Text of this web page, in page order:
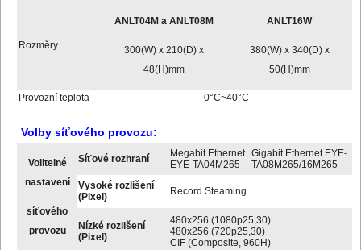
Rozměry
ANLT04M a ANLT08M
300(W) x 210(D) x
48(H)mm
ANLT16W
380(W) x 340(D) x
50(H)mm
Provozní teplota 0°C~40°C
Volby síťového provozu:
Volitelné
nastavení
síťového
provozu
Síťové rozhraní
Megabit Ethernet
EYE-TA04M265
Gigabit Ethernet EYE-
TA08M265/16M265
Vysoké rozlišení
(Pixel)
Record Steaming
Nízké rozlišení
(Pixel)
480x256 (1080p25,30)
480x256 (720p25,30)
CIF (Composite, 960H)